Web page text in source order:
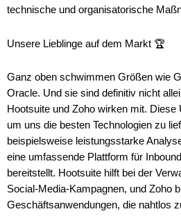
technische und organisatorische
Unsere Lieblinge auf dem Markt 🏆
Ganz oben schwimmen Größen wie
Oracle. Und sie sind definitiv nicht
Hootsuite und Zoho wirken mit.
um uns die besten Technologien zu
beispielsweise leistungsstarke
eine umfassende Plattform für
bereitstellt. Hootsuite hilft bei der
Social-Media-Kampagnen, und Zoho
Geschäftsanwendungen, die nahtlos